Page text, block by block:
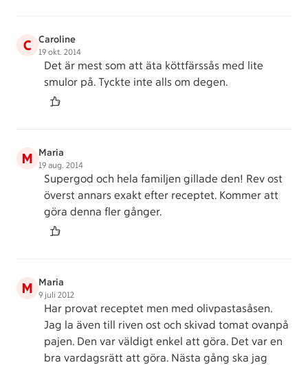
C Caroline
19 okt. 2014
Det är mest som att äta köttfärssås med lite
smulor på. Tyckte inte alls om degen.
M Maria
19 aug. 2014
Supergod och hela familjen gillade den! Rev ost
överst annars exakt efter receptet. Kommer att
göra denna fler gånger.
M Maria
9 juli 2012
Har provat receptet men med olivpastasåsen.
Jag la även till riven ost och skivad tomat ovanpå
pajen. Den var väldigt enkel att göra. Det var en
bra vardagsrätt att göra. Nästa gång ska jag